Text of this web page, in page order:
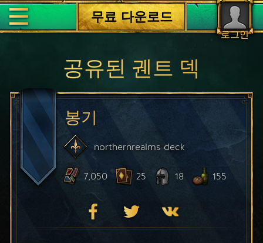
로그인
무료 다운로드
공유된 궨트 덱
봉기
northernrealmsdeck
7,050 25 18 155